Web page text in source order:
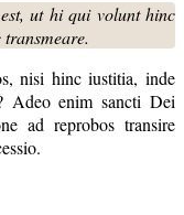
ut hi qui volunt hinc
nisi hinc iustitia, inde
Adeo enim sancti Dei
ad reprobos transire